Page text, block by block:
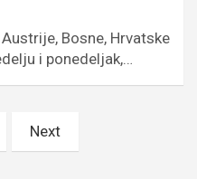
Bosne, Hrvatske
i ponedeljak,…
Next